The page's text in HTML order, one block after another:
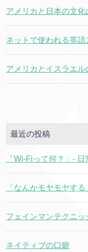
アメリカと日本の文化
ネットで使われる英語
アメリカとイスラエル
最近の投稿
「Wi-Fiって何？」-
「なんかモヤモヤす
フェインマンテクニッ
ネイティブの口癖